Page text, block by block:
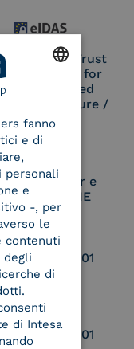
Qualified Trust
Provider for
Qualified
Signature /
Creation
Provider e
CIE
EN ISO 37001
EN ISO 27001
ITALIAN
fanno
e di
personali
e
-, per
le
contenuti
degli
di
di Intesa